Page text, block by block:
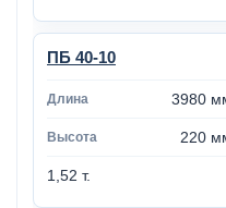
ПБ 40-10
3980
220
1,52 т.